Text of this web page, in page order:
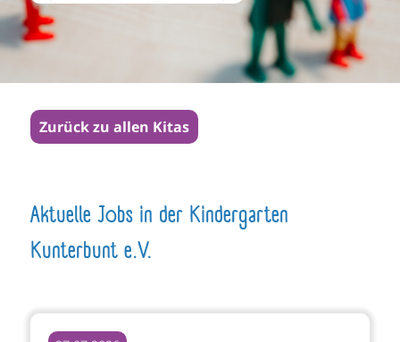
Zurück zu allen Kitas
Aktuelle Jobs in der Kindergarten
Kunterbunt e.V.